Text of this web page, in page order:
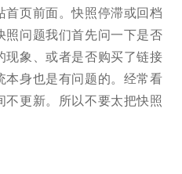
页前面。快照停滞或回档
问题我们首先问一下是否
象、或者是否购买了链接
身也是有问题的。经常看
更新。所以不要太把快照